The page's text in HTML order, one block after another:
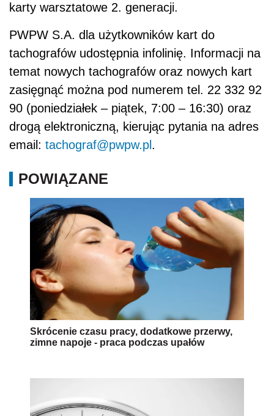
karty warsztatowe 2. generacji.
PWPW S.A. dla użytkowników kart do
tachografów udostępnia infolinię. Informacji na
temat nowych tachografów oraz nowych kart
zasięgnąć można pod numerem tel. 22 332 92
90 (poniedziałek – piątek, 7:00 – 16:30) oraz
drogą elektroniczną, kierując pytania na adres
email: tachograf@pwpw.pl .
POWIĄZANE
Skrócenie czasu pracy, dodatkowe przerwy,
zimne napoje - praca podczas upałów